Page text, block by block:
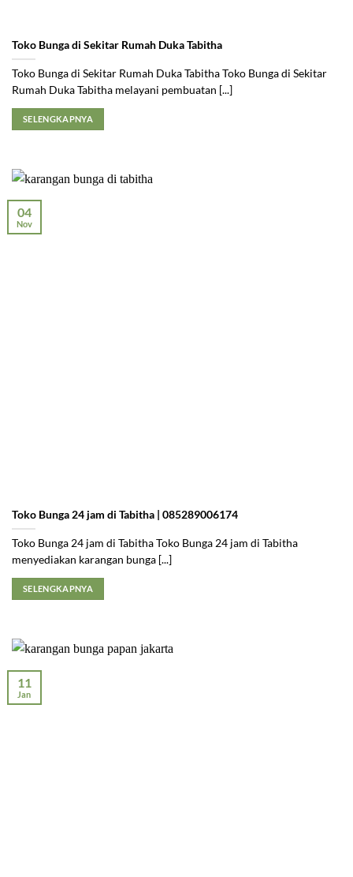
Toko Bunga di Sekitar Rumah Duka Tabitha
Toko Bunga di Sekitar Rumah Duka Tabitha Toko Bunga di Sekitar
Rumah Duka Tabitha melayani pembuatan [...]
SELENGKAPNYA
Toko Bunga 24 jam di Tabitha | 085289006174
Toko Bunga 24 jam di Tabitha Toko Bunga 24 jam di Tabitha
menyediakan karangan bunga [...]
SELENGKAPNYA
04
Nov
11
Jan